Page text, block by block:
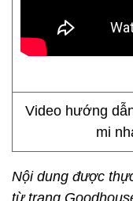
Video hướng
mi
Nội dung được
từ trang